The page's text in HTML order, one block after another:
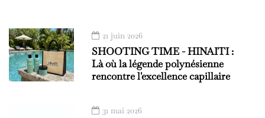
21 juin 2026
SHOOTING TIME - HINAITI :
Là où la légende polynésienne
rencontre l'excellence capillaire
31 mai 2026